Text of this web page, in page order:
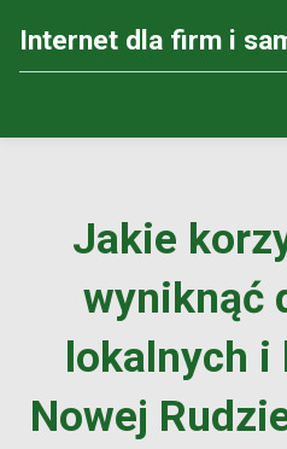
Internet dla firm i
Jakie
wyniknąć
lokalnych i
Nowej